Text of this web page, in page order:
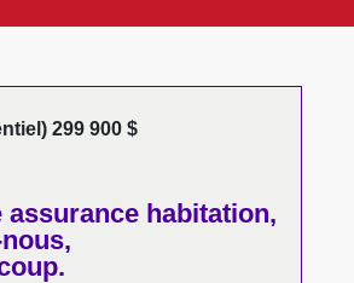
299 900 $
assurance habitation,